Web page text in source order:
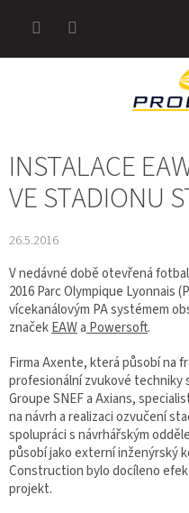
INSTALACE
VE STADIONU
26.5.2016
V nedávné době otevřená
2016 Parc Olympique Lyonnais
vícekanálovým PA systémem
značekEAWa Powersoft.
Firma Axente, která působí na
profesionální zvukové techniky
Groupe SNEF a Axians,
na návrh a realizaci ozvučení
spolupráci s návrhářským
působí jako externí inženýrský
Construction bylo docíleno
projekt.